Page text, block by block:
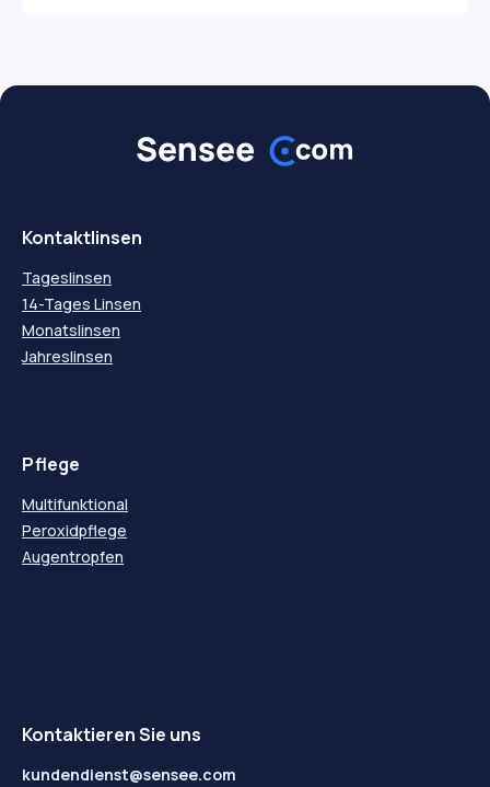
Kontaktlinsen
Tageslinsen
14-Tages Linsen
Monatslinsen
Jahreslinsen
Pflege
Multifunktional
Peroxidpflege
Augentropfen
Kontaktieren Sie uns
kundendienst@sensee.com